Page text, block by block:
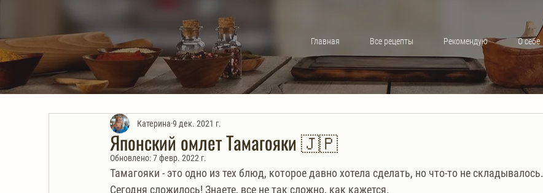
Главная Все рецепты Рекомендую О себе
Японский омлет Тамагояки 🇯🇵
Катерина 9 дек. 2021 г.
Обновлено:7 февр. 2022 г.
Тамагояки - это одно из тех блюд, которое давно хотела сделать, но что-то не складывалось.
Сегодня сложилось! Знаете, все не так сложно, как кажется.